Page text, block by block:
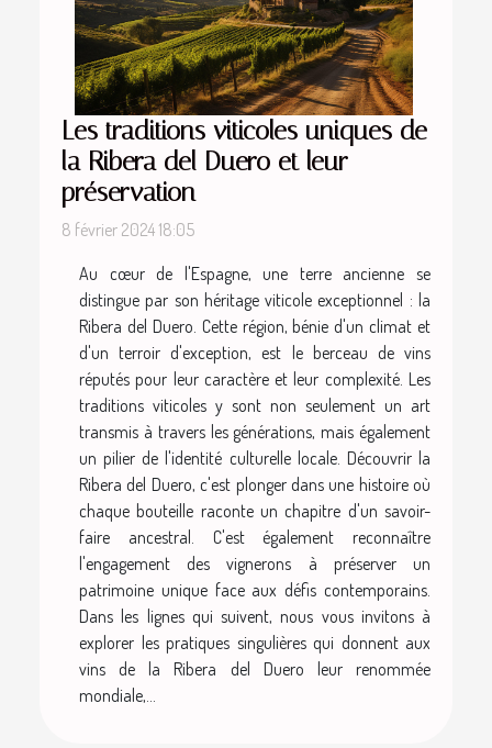
Les traditions viticoles uniques de
la Ribera del Duero et leur
préservation
8 février 2024 18:05
Au cœur de l'Espagne, une terre ancienne se
distingue par son héritage viticole exceptionnel : la
Ribera del Duero. Cette région, bénie d'un climat et
d'un terroir d'exception, est le berceau de vins
réputés pour leur caractère et leur complexité. Les
traditions viticoles y sont non seulement un art
transmis à travers les générations, mais également
un pilier de l'identité culturelle locale. Découvrir la
Ribera del Duero, c'est plonger dans une histoire où
chaque bouteille raconte un chapitre d'un savoir-
faire ancestral. C'est également reconnaître
l'engagement des vignerons à préserver un
patrimoine unique face aux défis contemporains.
Dans les lignes qui suivent, nous vous invitons à
explorer les pratiques singulières qui donnent aux
vins de la Ribera del Duero leur renommée
mondiale,...